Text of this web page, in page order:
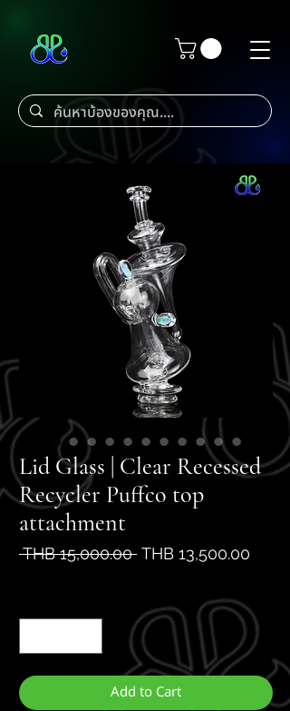
Lid Glass | Clear Recessed
Recycler Puffco top
attachment
THB 15,000.00 Regular
THB 13,500.00
Add to Cart